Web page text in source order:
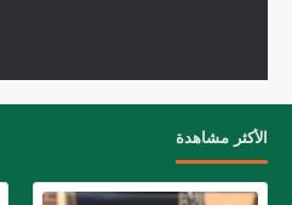
الأكثر مشاهدة